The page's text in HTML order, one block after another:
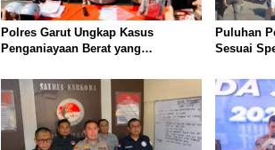
Polres Garut Ungkap Kasus
Penganiayaan Berat yang
Dunia
Puluhan
Sesuai
Polisi